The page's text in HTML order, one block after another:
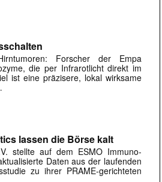
|transkript-Newsletter
Forscher der Empa
die per Infrarotlicht direkt im
ist eine präzisere, lokal wirksame
lassen die Börse kalt
stellte auf dem ESMO Immuno-
Daten aus der laufenden
zu ihrer PRAME-gerichteten